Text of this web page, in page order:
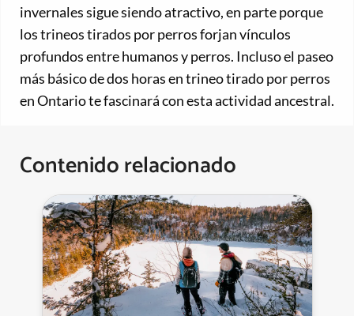
invernales sigue siendo atractivo, en parte porque
los trineos tirados por perros forjan vínculos
profundos entre humanos y perros. Incluso el paseo
más básico de dos horas en trineo tirado por perros
en Ontario te fascinará con esta actividad ancestral.
Contenido relacionado